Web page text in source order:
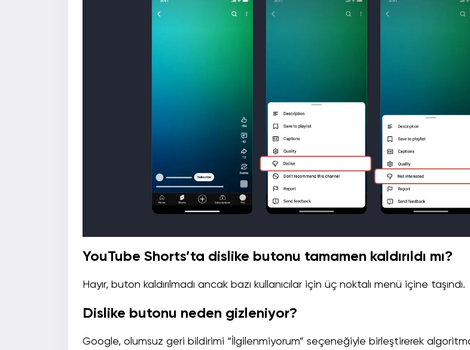
YouTube Shorts’ta dislike butonu tamamen kaldırıldı mı?
Hayır, buton kaldırılmadı ancak bazı kullanıcılar için üç noktalı menü içine taşındı.
Dislike butonu neden gizleniyor?
Google, olumsuz geri bildirimi “İlgilenmiyorum” seçeneğiyle birleştirerek